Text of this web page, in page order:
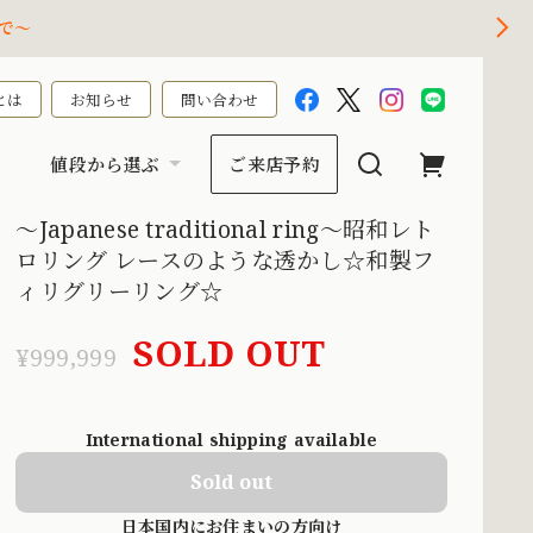
～
は お知らせ 問い合わせ
値段から選ぶ ご来店予約
〜Japanese traditional ring〜昭和レト
ロリング レースのような透かし☆和製フ
ィリグリーリング☆
¥999,999 SOLD OUT
International shipping available
Sold out
日本国内にお住まいの方向け